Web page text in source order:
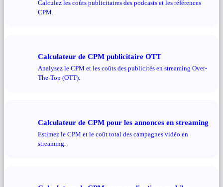
Calculez les coûts publicitaires des podcasts et les références
CPM.
Calculateur de CPM publicitaire OTT
Analysez le CPM et les coûts des publicités en streaming Over-
The-Top (OTT).
Calculateur de CPM pour les annonces en streaming
Estimez le CPM et le coût total des campagnes vidéo en
streaming.